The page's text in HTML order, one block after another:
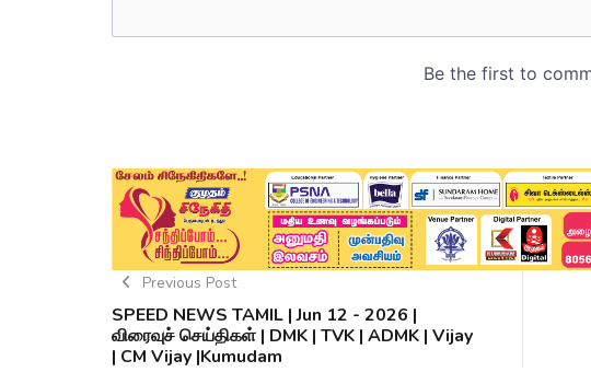
Previous Post
SPEED NEWS TAMIL | Jun 12 - 2026 |
விரைவுச் செய்திகள் | DMK | TVK | ADMK | Vijay
| CM Vijay |Kumudam